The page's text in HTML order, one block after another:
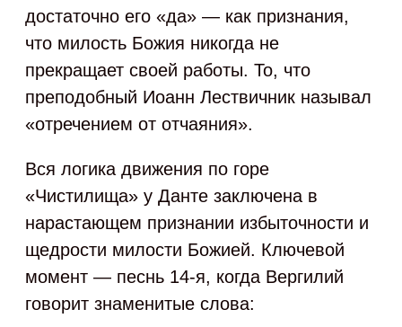
достаточно его «да» — как признания,
что милость Божия никогда не
прекращает своей работы. То, что
преподобный Иоанн Лествичник называл
«отречением от отчаяния».
Вся логика движения по горе
«Чистилища» у Данте заключена в
нарастающем признании избыточности и
щедрости милости Божией. Ключевой
момент — песнь 14-я, когда Вергилий
говорит знаменитые слова: